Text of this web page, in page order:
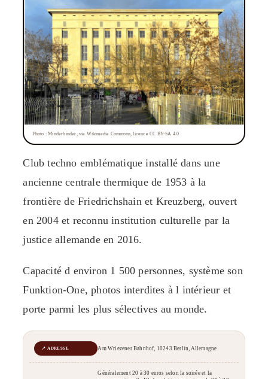
Photo : Minderbinder, via Wikimedia Commons, licence CC BY-SA 4.0
Club techno emblématique installé dans une
ancienne centrale thermique de 1953 à la
frontière de Friedrichshain et Kreuzberg, ouvert
en 2004 et reconnu institution culturelle par la
justice allemande en 2016.
Capacité d environ 1 500 personnes, système son
Funktion-One, photos interdites à l intérieur et
porte parmi les plus sélectives au monde.
📍 ADRESSE Am Wriezener Bahnhof, 10243 Berlin, Allemagne
Généralement 20 à 30 euros selon la soirée et la